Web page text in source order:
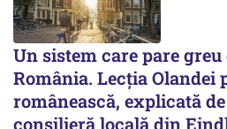
Un sistem care pare
România. Lecția Olandei
românească, explicată
consilieră locală din